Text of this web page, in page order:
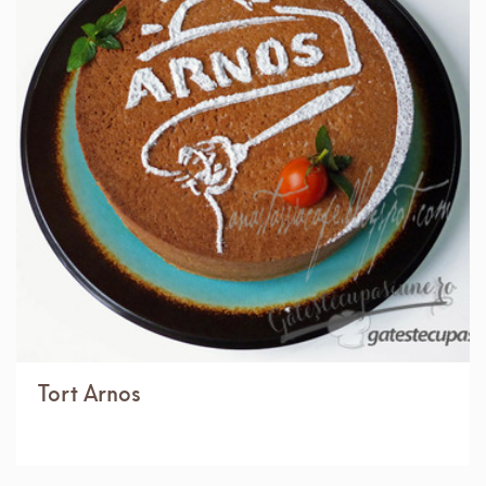
IN 3 ORE. MEDIU 12 PORTII
Tort Arnos